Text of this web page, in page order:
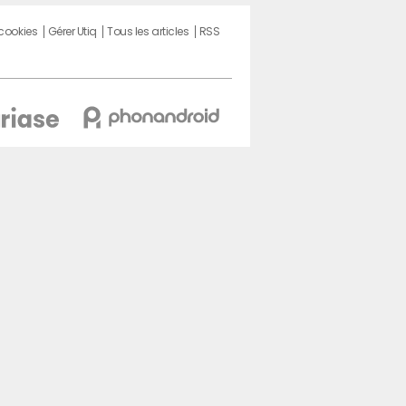
Gérer Utiq Tous les articles
RSS